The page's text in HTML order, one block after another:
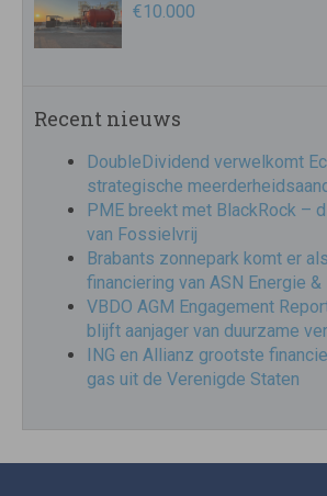
€10.000
Recent nieuws
DoubleDividend verwelkomt
strategische
PME breekt met BlackRock –
van Fossielvrij
Brabants zonnepark komt er
financiering van ASN Energie
VBDO AGM Engagement
blijft aanjager van duurzame
ING en Allianz grootste
gas uit de Verenigde Staten